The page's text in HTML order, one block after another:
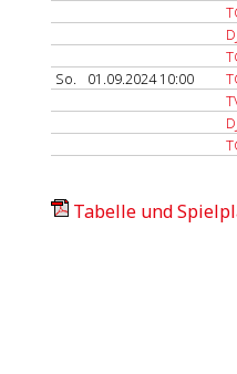
So.
01.09.2024 10:00
Tabelle und